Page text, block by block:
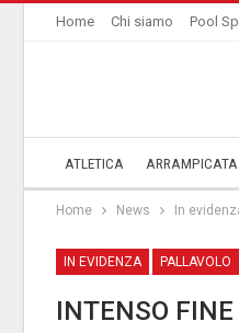
Home Chi siamo Pool
ATLETICA ARRAMPICATA
Home News In
IN EVIDENZA PALLAVOLO
INTENSO